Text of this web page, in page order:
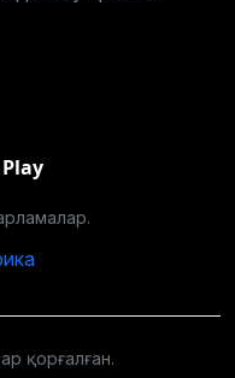
қорғалған.